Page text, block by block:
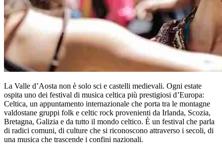
La Valle d’Aosta non è solo sci e castelli medievali. Ogni estate
ospita uno dei festival di musica celtica più prestigiosi d’Europa:
Celtica, un appuntamento internazionale che porta tra le montagne
valdostane gruppi folk e celtic rock provenienti da Irlanda, Scozia,
Bretagna, Galizia e da tutto il mondo celtico. È un festival che parla
di radici comuni, di culture che si riconoscono attraverso i secoli, di
una musica che trascende i confini nazionali.